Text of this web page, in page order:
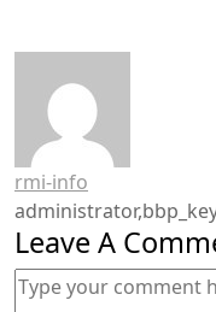
rmi-info
Leave A